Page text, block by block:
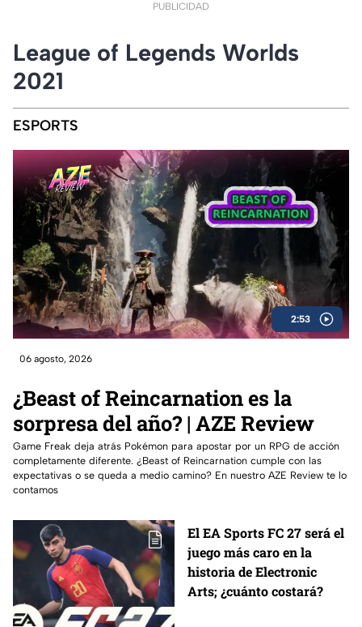
PUBLICIDAD
League of Legends Worlds
2021
ESPORTS
2:53
06 agosto, 2026
¿Beast of Reincarnation es la
sorpresa del año? | AZE Review
Game Freak deja atrás Pokémon para apostar por un RPG de acción
completamente diferente. ¿Beast of Reincarnation cumple con las
expectativas o se queda a medio camino? En nuestro AZE Review te lo
contamos
El EA Sports FC 27 será el
juego más caro en la
historia de Electronic
Arts; ¿cuánto costará?